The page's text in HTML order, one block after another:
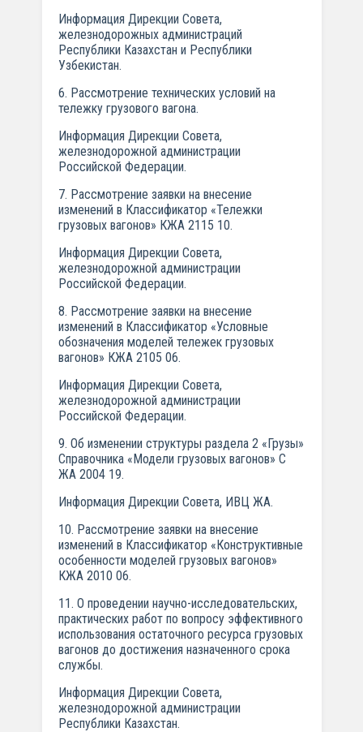
Информация Дирекции Совета,
железнодорожных администраций
Республики Казахстан и Республики
Узбекистан.
6. Рассмотрение технических условий на
тележку грузового вагона.
Информация Дирекции Совета,
железнодорожной администрации
Российской Федерации.
7. Рассмотрение заявки на внесение
изменений в Классификатор «Тележки
грузовых вагонов» КЖА 2115 10.
Информация Дирекции Совета,
железнодорожной администрации
Российской Федерации.
8. Рассмотрение заявки на внесение
изменений в Классификатор «Условные
обозначения моделей тележек грузовых
вагонов» КЖА 2105 06.
Информация Дирекции Совета,
железнодорожной администрации
Российской Федерации.
9. Об изменении структуры раздела 2 «Грузы»
Справочника «Модели грузовых вагонов» С
ЖА 2004 19.
Информация Дирекции Совета, ИВЦ ЖА.
10. Рассмотрение заявки на внесение
изменений в Классификатор «Конструктивные
особенности моделей грузовых вагонов»
КЖА 2010 06.
11. О проведении научно-исследовательских,
практических работ по вопросу эффективного
использования остаточного ресурса грузовых
вагонов до достижения назначенного срока
службы.
Информация Дирекции Совета,
железнодорожной администрации
Республики Казахстан.